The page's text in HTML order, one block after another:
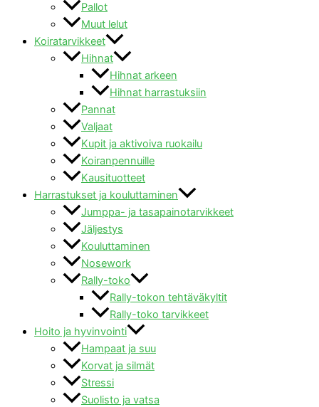
Pallot
Muut lelut
Koiratarvikkeet
Hihnat
Hihnat arkeen
Hihnat harrastuksiin
Pannat
Valjaat
Kupit ja aktivoiva ruokailu
Koiranpennuille
Kausituotteet
Harrastukset ja kouluttaminen
Jumppa- ja tasapainotarvikkeet
Jäljestys
Kouluttaminen
Nosework
Rally-toko
Rally-tokon tehtäväkyltit
Rally-toko tarvikkeet
Hoito ja hyvinvointi
Hampaat ja suu
Korvat ja silmät
Stressi
Suolisto ja vatsa